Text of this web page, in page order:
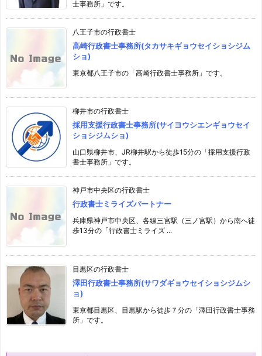
士事務所」です。
八王子市の行政書士
高崎行政書士事務所(タカサキギョウセイショシジム
ショ)
東京都八王子市の「高崎行政書士事務所」です。
柳井市の行政書士
採用支援行政書士事務所(サイヨウシエンギョウセイ
ショシジムショ)
山口県柳井市、JR柳井駅から徒歩15分の「採用支援行政
書士事務所」です。
神戸市中央区の行政書士
行政書士ミライズパートナー
兵庫県神戸市中央区、各線三宮駅（三ノ宮駅）から南へ徒
歩13分の「行政書士ミライズ ...
目黒区の行政書士
澤田行政書士事務所(サワダギョウセイショシジムシ
ョ)
東京都目黒区、目黒駅から徒歩７分の「澤田行政書士事務
所」です。